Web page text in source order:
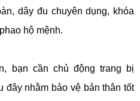
dây đu chuyên dụng, khóa
hộ mệnh.
bạn cần chủ động trang bị
đây nhằm bảo vệ bản thân tốt